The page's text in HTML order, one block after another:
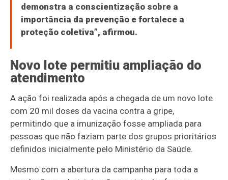
demonstra a conscientização sobre a
importância da prevenção e fortalece a
proteção coletiva”, afirmou.
Novo lote permitiu ampliação do
atendimento
A ação foi realizada após a chegada de um novo lote
com 20 mil doses da vacina contra a gripe,
permitindo que a imunização fosse ampliada para
pessoas que não faziam parte dos grupos prioritários
definidos inicialmente pelo Ministério da Saúde.
Mesmo com a abertura da campanha para toda a